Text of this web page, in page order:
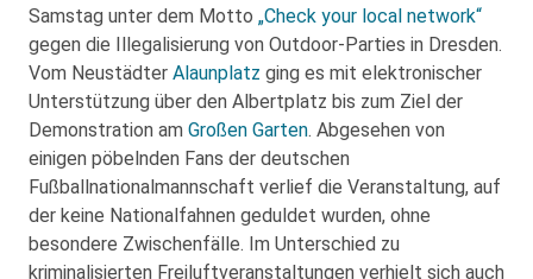
Samstag unter dem Motto „Check your local network“
gegen die Illegalisierung von Outdoor-Parties in Dresden.
Vom Neustädter Alaunplatz ging es mit elektronischer
Unterstützung über den Albertplatz bis zum Ziel der
Demonstration am Großen Garten. Abgesehen von
einigen pöbelnden Fans der deutschen
Fußballnationalmannschaft verlief die Veranstaltung, auf
der keine Nationalfahnen geduldet wurden, ohne
besondere Zwischenfälle. Im Unterschied zu
kriminalisierten Freiluftveranstaltungen verhielt sich auch